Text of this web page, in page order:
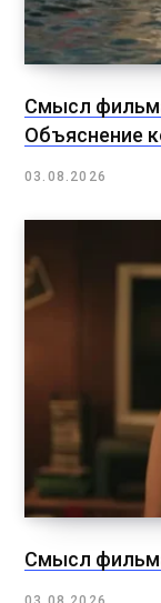
Смысл
Объяснение
03.08.2026
Смысл